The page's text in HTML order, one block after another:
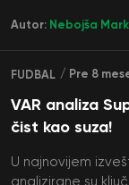
Autor: Nebojša
FUDBAL / Pre 8
VAR analiza
čist kao suza!
U najnovijem
analizirane su